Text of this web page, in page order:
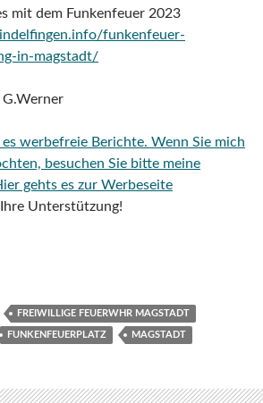
mit dem Funkenfeuer 2023
funkenfeuer-
in-magstadt/
werbefreie Berichte. Wenn Sie mich
besuchen Sie bitte meine
gehts es zur Werbeseite
Unterstützung!
FREIWILLIGE FEUERWHR MAGSTADT
FUNKENFEUERPLATZ MAGSTADT